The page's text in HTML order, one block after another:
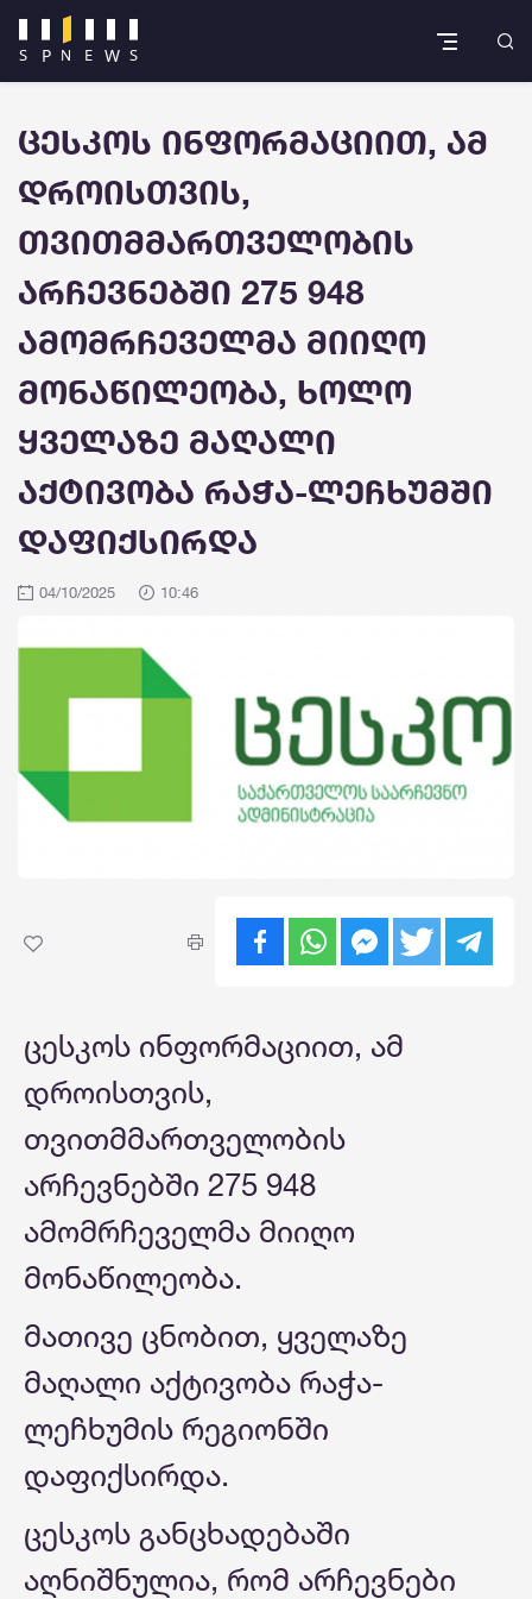
ცესკოს ინფორმაციით, ამ
დროისთვის,
თვითმმართველობის
არჩევნებში 275 948
ამომრჩეველმა მიიღო
მონაწილეობა, ხოლო
ყველაზე მაღალი
აქტივობა რაჭა-ლეჩხუმში
დაფიქსირდა
04/10/2025 10:46
ცესკოს ინფორმაციით, ამ
დროისთვის,
თვითმმართველობის
არჩევნებში 275 948
ამომრჩეველმა მიიღო
მონაწილეობა.
მათივე ცნობით, ყველაზე
მაღალი აქტივობა რაჭა-
ლეჩხუმის რეგიონში
დაფიქსირდა.
ცესკოს განცხადებაში
აღნიშნულია, რომ არჩევნები